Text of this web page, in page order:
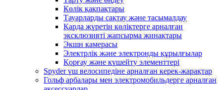
Көлік қақпақтары
Тауарларды сақтау және тасымалдау
Қарда жүретін көліктерге арналған
эксклюзивті жапсырма жинақтары
Экшн камерасы
Электрлік және электронды құрылғылар
Қорғау және күшейту элементтері
Spyder үш велосипедіне арналған керек-жарақтар
Гольф арбалары мен электромобильдерге арналған